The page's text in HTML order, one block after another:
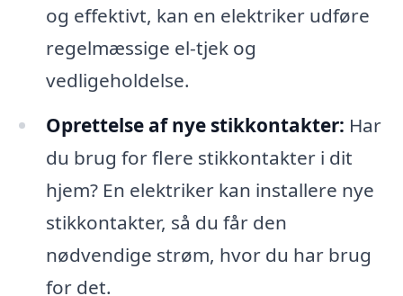
og effektivt, kan en elektriker udføre
regelmæssige el-tjek og
vedligeholdelse.
Oprettelse af nye stikkontakter: Har
du brug for flere stikkontakter i dit
hjem? En elektriker kan installere nye
stikkontakter, så du får den
nødvendige strøm, hvor du har brug
for det.